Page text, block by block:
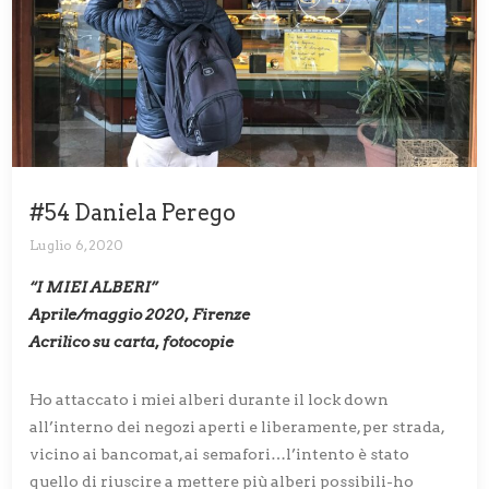
#54 Daniela Perego
Luglio 6, 2020
“I MIEI ALBERI”
Aprile/maggio 2020, Firenze
Acrilico su carta, fotocopie
Ho attaccato i miei alberi durante il lock down
all’interno dei negozi aperti e liberamente, per strada,
vicino ai bancomat, ai semafori…l’intento è stato
quello di riuscire a mettere più alberi possibili-ho